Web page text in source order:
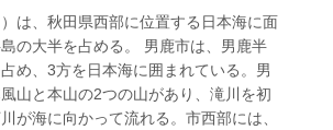
は、秋田県西部に位置する日本海に面
の大半を占める。 男鹿市は、男鹿半
め、3方を日本海に囲まれている。男
山と本山の2つの山があり、滝川を初
が海に向かって流れる。市西部には、